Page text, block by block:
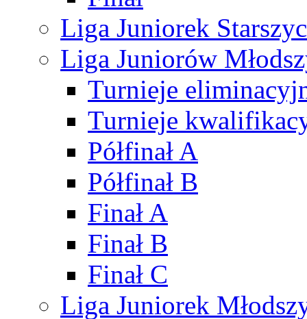
Liga Juniorek
Liga Juniorów
Turnieje
Turnieje
Półfinał A
Półfinał B
Finał A
Finał B
Finał C
Liga Juniorek